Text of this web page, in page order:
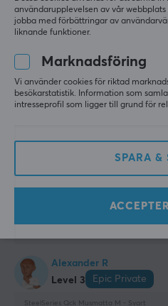
Djup
270 mm
Tobias S
Verifierad
Level 11
Casual
PC
Är okej men kunde kostat
Visa original
SteelSeries Qck Musmatta M - Svart
Victor L
Verifierad
Alexander R
Level 3
Epic Private
SteelSeries Qck Musmatta M - Svart
användarupplevelsen av vår
jobba med förbättringar av
liknande funktioner.
Marknadsföring
Vi använder cookies för riktad
besökarstatistik. Information som
intresseprofil som ligger till grund för
SPARA &